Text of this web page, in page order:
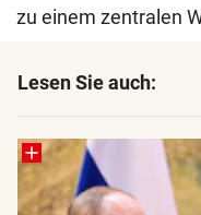
zu einem zentralen
Lesen Sie auch: